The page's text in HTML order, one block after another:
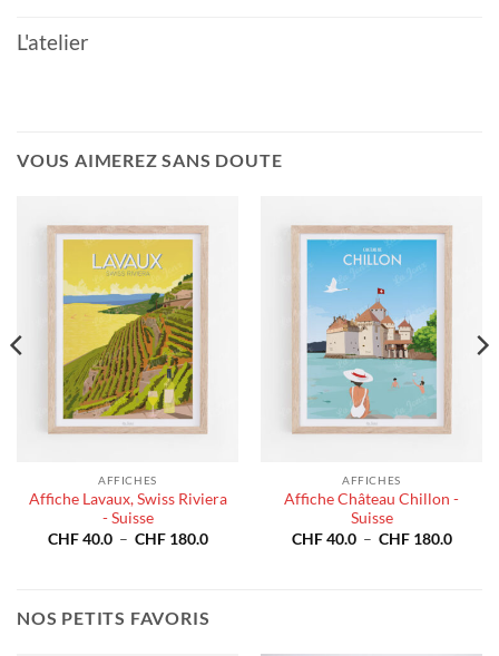
L'atelier
VOUS AIMEREZ SANS DOUTE
AFFICHES
Affiche Lavaux, Swiss Riviera
- Suisse
CHF40.0 – CHF180.0Plage
CHF 180.0
AFFICHES
Affiche Château Chillon -
Suisse
CHF40.0 – CHF180.0Plage
NOS PETITS FAVORIS